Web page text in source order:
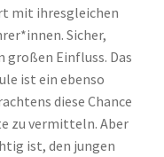
mit ihresgleichen
Sicher,
großen Einfluss. Das
ist ein ebenso
diese Chance
zu vermitteln. Aber
ist, den jungen